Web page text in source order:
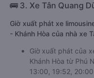
🚌 3. Xe Tân Quang
Giờ xuất phát xe
- Khánh Hòa của nhà xe
Giờ xuất phát của
Khánh Hòa từ Phú
13:00, 19:52, 20:00